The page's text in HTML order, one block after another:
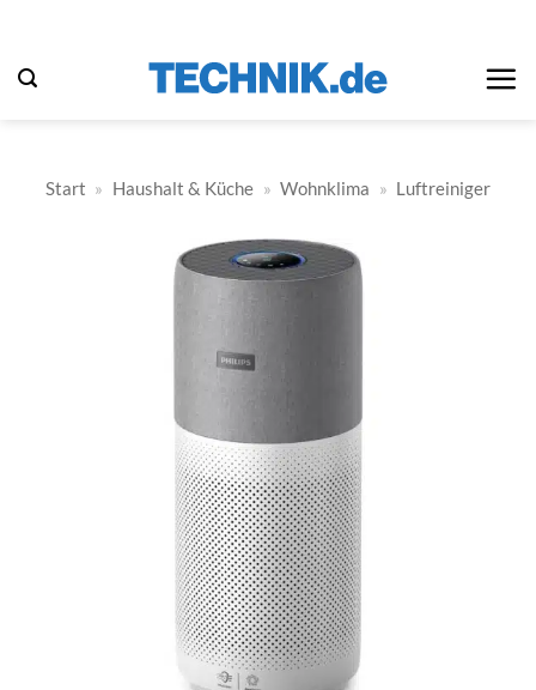
springen
Start » Haushalt & Küche » Wohnklima » Luftreiniger